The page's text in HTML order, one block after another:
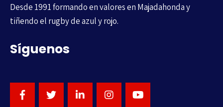
Desde 1991 formando en valores en Majadahonda y
tiñendo el rugby de azul y rojo.
Síguenos